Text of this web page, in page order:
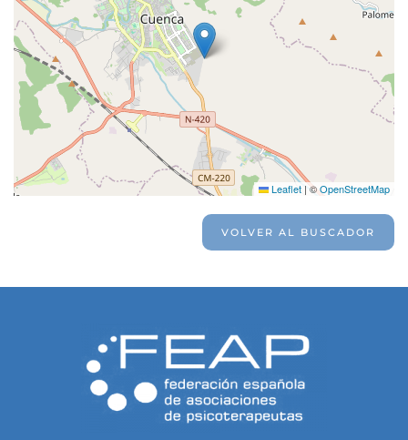
Leaflet | ©OpenStreetMap
VOLVER AL BUSCADOR